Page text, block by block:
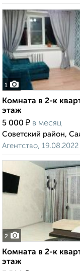
1
Комната в 2-к
этаж
5 000 ₽ в месяц
Советский район,
Агентство, 19.08.2022
2
Комната в 2-к
этаж